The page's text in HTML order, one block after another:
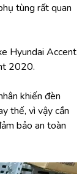
tùng rất quan
Hyundai Accent
2020.
khiến đèn
thế, vì vậy cần
bảo an toàn